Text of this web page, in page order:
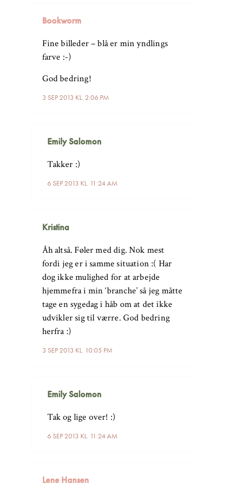
Bookworm
3 SEP 2013 KL. 2:06 PM
Fine billeder – blå er min yndlings
farve :-)
God bedring!
Emily Salomon
6 SEP 2013 KL. 11:24 AM
Takker :)
Kristina
3 SEP 2013 KL. 10:05 PM
Åh altså. Føler med dig. Nok mest
fordi jeg er i samme situation :( Har
dog ikke mulighed for at arbejde
hjemmefra i min ‘branche’ så jeg måtte
tage en sygedag i håb om at det ikke
udvikler sig til værre. God bedring
herfra :)
Emily Salomon
6 SEP 2013 KL. 11:24 AM
Tak og lige over! :)
Lene Hansen